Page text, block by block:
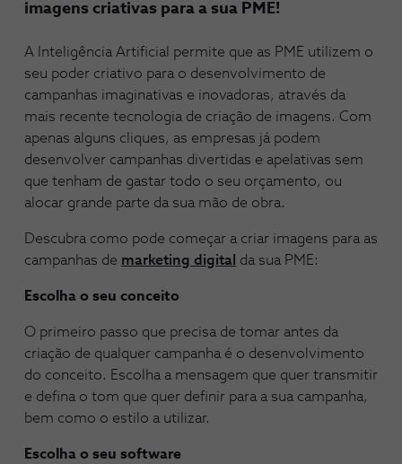
imagens criativas para a sua PME!
A Inteligência Artificial permite que as PME utilizem o
seu poder criativo para o desenvolvimento de
campanhas imaginativas e inovadoras, através da
mais recente tecnologia de criação de imagens. Com
apenas alguns cliques, as empresas já podem
desenvolver campanhas divertidas e apelativas sem
que tenham de gastar todo o seu orçamento, ou
alocar grande parte da sua mão de obra.
Descubra como pode começar a criar imagens para as
campanhas de marketing digital da sua PME:
Escolha o seu conceito
O primeiro passo que precisa de tomar antes da
criação de qualquer campanha é o desenvolvimento
do conceito. Escolha a mensagem que quer transmitir
e defina o tom que quer definir para a sua campanha,
bem como o estilo a utilizar.
Escolha o seu software